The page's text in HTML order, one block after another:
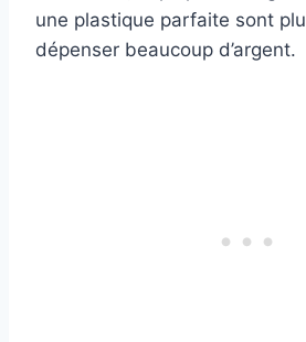
une plastique parfaite sont
dépenser beaucoup d’argent.